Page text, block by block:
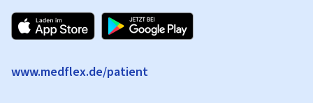
www.medflex.de/patient